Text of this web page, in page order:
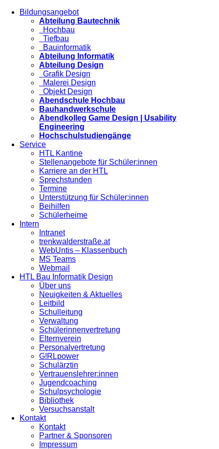
Bildungsangebot
Abteilung Bautechnik
Hochbau
Tiefbau
Bauinformatik
Abteilung Informatik
Abteilung Design
Grafik Design
Malerei Design
Objekt Design
Abendschule Hochbau
Bauhandwerkschule
Abendkolleg Game Design | Usability
Engineering
Hochschulstudiengänge
Service
HTL Kantine
Stellenangebote für Schüler:innen
Karriere an der HTL
Sprechstunden
Termine
Unterstützung für Schüler:innen
Beihilfen
Schülerheime
Intern
Intranet
trenkwalderstraße.at
WebUntis – Klassenbuch
MS Teams
Webmail
HTL Bau Informatik Design
Über uns
Neuigkeiten & Aktuelles
Leitbild
Schulleitung
Verwaltung
Schülerinnenvertretung
Elternverein
Personalvertretung
G!RLpower
Schulärztin
Vertrauenslehrer:innen
Jugendcoaching
Schulpsychologie
Bibliothek
Versuchsanstalt
Kontakt
Kontakt
Partner & Sponsoren
Impressum